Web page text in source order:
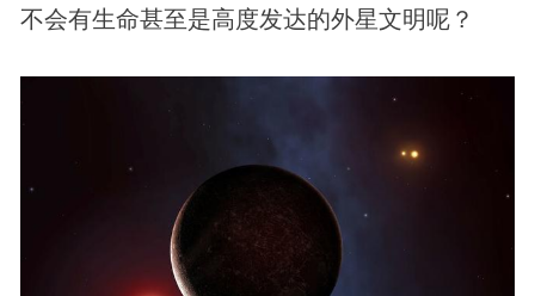
不会有生命甚至是高度发达的外星文明呢？